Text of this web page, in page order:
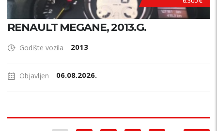
RENAULT MEGANE, 2013.G.
Godište vozila 2013
Objavljen 06.08.2026.